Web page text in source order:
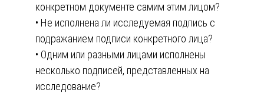
конкретном документе самим этим лицом?
• Не исполнена ли исследуемая подпись с
подражанием подписи конкретного лица?
• Одним или разными лицами исполнены
несколько подписей, представленных на
исследование?